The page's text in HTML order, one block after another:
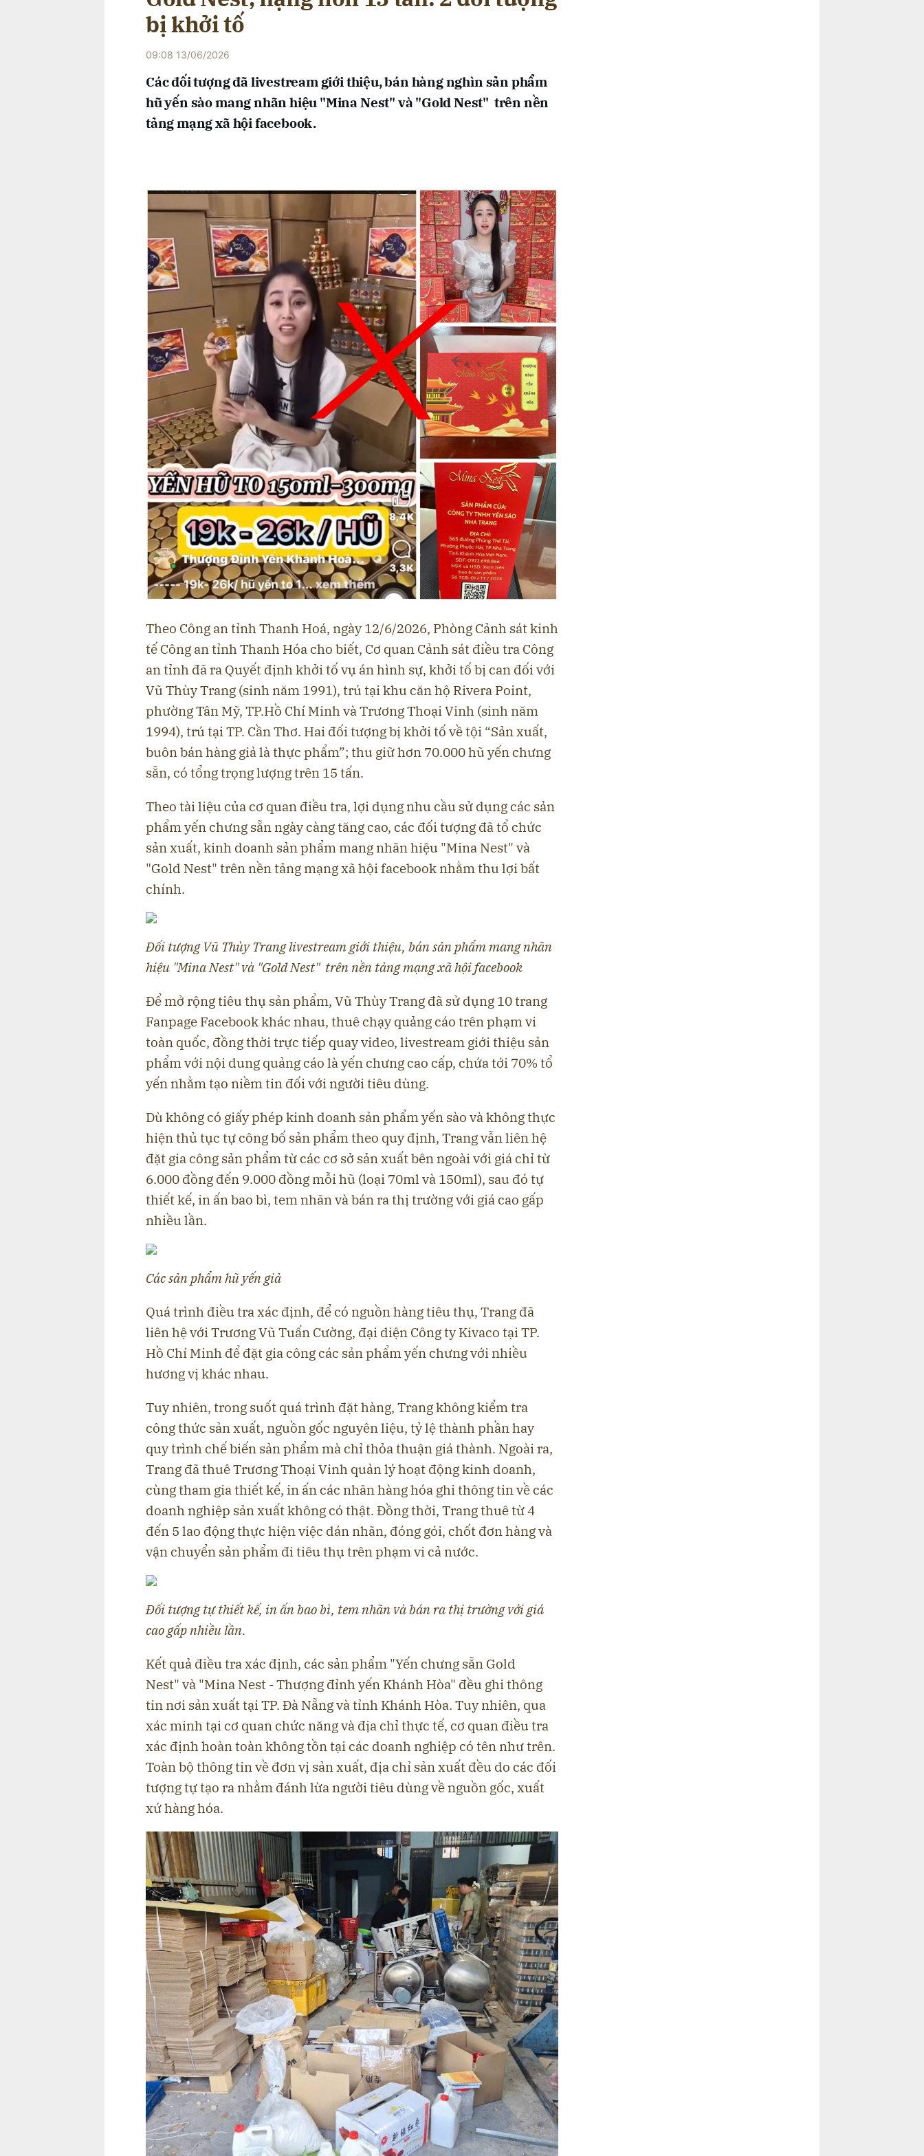
bị khởi tố
09:08 13/06/2026
Các đối tượng đã livestream giới thiệu, bán hàng nghìn sản phẩm
hũ yến sào mang nhãn hiệu "Mina Nest" và "Gold Nest" trên nền
tảng mạng xã hội facebook.
Theo Công an tỉnh Thanh Hoá, ngày 12/6/2026, Phòng Cảnh sát kinh
tế Công an tỉnh Thanh Hóa cho biết, Cơ quan Cảnh sát điều tra Công
an tỉnh đã ra Quyết định khởi tố vụ án hình sự, khởi tố bị can đối với
Vũ Thùy Trang (sinh năm 1991), trú tại khu căn hộ Rivera Point,
phường Tân Mỹ, TP.Hồ Chí Minh và Trương Thoại Vinh (sinh năm
1994), trú tại TP. Cần Thơ. Hai đối tượng bị khởi tố về tội “Sản xuất,
buôn bán hàng giả là thực phẩm”; thu giữ hơn 70.000 hũ yến chưng
sẵn, có tổng trọng lượng trên 15 tấn.
Theo tài liệu của cơ quan điều tra, lợi dụng nhu cầu sử dụng các sản
phẩm yến chưng sẵn ngày càng tăng cao, các đối tượng đã tổ chức
sản xuất, kinh doanh sản phẩm mang nhãn hiệu "Mina Nest" và
"Gold Nest" trên nền tảng mạng xã hội facebook nhằm thu lợi bất
chính.
Đối tượng Vũ Thùy Trang livestream giới thiệu, bán sản phẩm mang nhãn
hiệu "Mina Nest" và "Gold Nest" trên nền tảng mạng xã hội facebook
Để mở rộng tiêu thụ sản phẩm, Vũ Thùy Trang đã sử dụng 10 trang
Fanpage Facebook khác nhau, thuê chạy quảng cáo trên phạm vi
toàn quốc, đồng thời trực tiếp quay video, livestream giới thiệu sản
phẩm với nội dung quảng cáo là yến chưng cao cấp, chứa tới 70% tổ
yến nhằm tạo niềm tin đối với người tiêu dùng.
Dù không có giấy phép kinh doanh sản phẩm yến sào và không thực
hiện thủ tục tự công bố sản phẩm theo quy định, Trang vẫn liên hệ
đặt gia công sản phẩm từ các cơ sở sản xuất bên ngoài với giá chỉ từ
6.000 đồng đến 9.000 đồng mỗi hũ (loại 70ml và 150ml), sau đó tự
thiết kế, in ấn bao bì, tem nhãn và bán ra thị trường với giá cao gấp
nhiều lần.
Các sản phẩm hũ yến giả
Quá trình điều tra xác định, để có nguồn hàng tiêu thụ, Trang đã
liên hệ với Trương Vũ Tuấn Cường, đại diện Công ty Kivaco tại TP.
Hồ Chí Minh để đặt gia công các sản phẩm yến chưng với nhiều
hương vị khác nhau.
Tuy nhiên, trong suốt quá trình đặt hàng, Trang không kiểm tra
công thức sản xuất, nguồn gốc nguyên liệu, tỷ lệ thành phần hay
quy trình chế biến sản phẩm mà chỉ thỏa thuận giá thành. Ngoài ra,
Trang đã thuê Trương Thoại Vinh quản lý hoạt động kinh doanh,
cùng tham gia thiết kế, in ấn các nhãn hàng hóa ghi thông tin về các
doanh nghiệp sản xuất không có thật. Đồng thời, Trang thuê từ 4
đến 5 lao động thực hiện việc dán nhãn, đóng gói, chốt đơn hàng và
vận chuyển sản phẩm đi tiêu thụ trên phạm vi cả nước.
Đối tượng tự thiết kế, in ấn bao bì, tem nhãn và bán ra thị trường với giá
cao gấp nhiều lần.
Kết quả điều tra xác định, các sản phẩm "Yến chưng sẵn Gold
Nest" và "Mina Nest - Thượng đỉnh yến Khánh Hòa" đều ghi thông
tin nơi sản xuất tại TP. Đà Nẵng và tỉnh Khánh Hòa. Tuy nhiên, qua
xác minh tại cơ quan chức năng và địa chỉ thực tế, cơ quan điều tra
xác định hoàn toàn không tồn tại các doanh nghiệp có tên như trên.
Toàn bộ thông tin về đơn vị sản xuất, địa chỉ sản xuất đều do các đối
tượng tự tạo ra nhằm đánh lừa người tiêu dùng về nguồn gốc, xuất
xứ hàng hóa.